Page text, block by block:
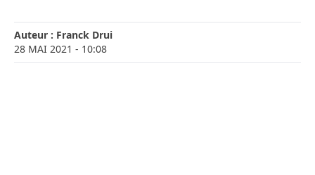
Auteur : Franck Drui
28 MAI 2021 - 10:08